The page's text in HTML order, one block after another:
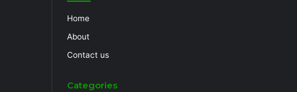
Home
About
Contact us
Categories